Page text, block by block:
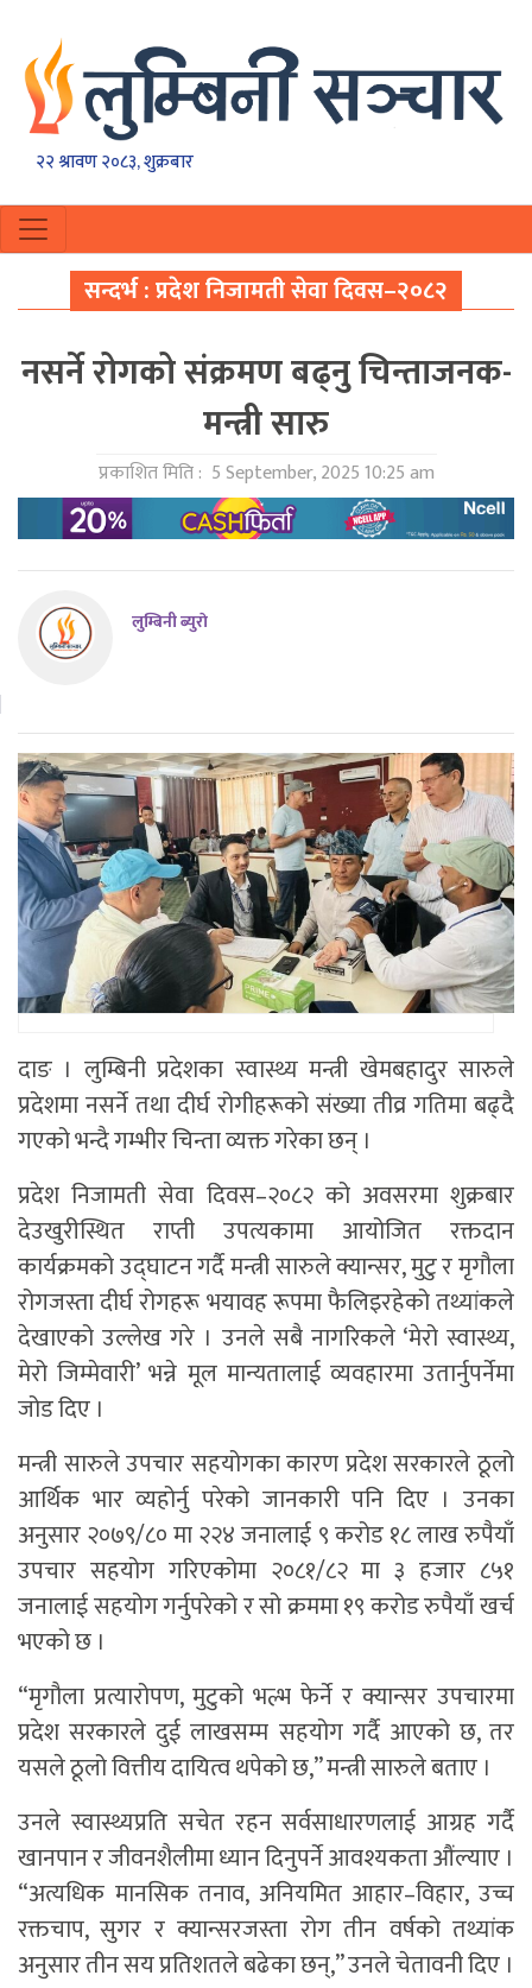
२२ श्रावण २०८३, शुक्रबार
सन्दर्भ : प्रदेश निजामती सेवा दिवस–२०८२
नसर्ने रोगको संक्रमण बढ्नु चिन्ताजनक-
मन्त्री सारु
प्रकाशित मिति : 5 September, 2025 10:25 am
लुम्बिनी ब्युराे
दाङ । लुम्बिनी प्रदेशका स्वास्थ्य मन्त्री खेमबहादुर सारुले
प्रदेशमा नसर्ने तथा दीर्घ रोगीहरूको संख्या तीव्र गतिमा बढ्दै
गएको भन्दै गम्भीर चिन्ता व्यक्त गरेका छन् ।
प्रदेश निजामती सेवा दिवस–२०८२ को अवसरमा शुक्रबार
देउखुरीस्थित राप्ती उपत्यकामा आयोजित रक्तदान
कार्यक्रमको उद्घाटन गर्दै मन्त्री सारुले क्यान्सर, मुटु र मृगौला
रोगजस्ता दीर्घ रोगहरू भयावह रूपमा फैलिइरहेको तथ्यांकले
देखाएको उल्लेख गरे । उनले सबै नागरिकले ‘मेरो स्वास्थ्य,
मेरो जिम्मेवारी’ भन्ने मूल मान्यतालाई व्यवहारमा उतार्नुपर्नेमा
जोड दिए ।
मन्त्री सारुले उपचार सहयोगका कारण प्रदेश सरकारले ठूलो
आर्थिक भार व्यहोर्नु परेको जानकारी पनि दिए । उनका
अनुसार २०७९/८० मा २२४ जनालाई ९ करोड १८ लाख रुपैयाँ
उपचार सहयोग गरिएकोमा २०८१/८२ मा ३ हजार ८५१
जनालाई सहयोग गर्नुपरेको र सो क्रममा १९ करोड रुपैयाँ खर्च
भएको छ ।
“मृगौला प्रत्यारोपण, मुटुको भल्भ फेर्ने र क्यान्सर उपचारमा
प्रदेश सरकारले दुई लाखसम्म सहयोग गर्दै आएको छ, तर
यसले ठूलो वित्तीय दायित्व थपेको छ,” मन्त्री सारुले बताए ।
उनले स्वास्थ्यप्रति सचेत रहन सर्वसाधारणलाई आग्रह गर्दै
खानपान र जीवनशैलीमा ध्यान दिनुपर्ने आवश्यकता औंल्याए ।
“अत्यधिक मानसिक तनाव, अनियमित आहार–विहार, उच्च
रक्तचाप, सुगर र क्यान्सरजस्ता रोग तीन वर्षको तथ्यांक
अनुसार तीन सय प्रतिशतले बढेका छन्,” उनले चेतावनी दिए ।